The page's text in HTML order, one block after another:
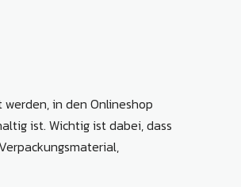
in den Onlineshop
ist. Wichtig ist dabei, dass